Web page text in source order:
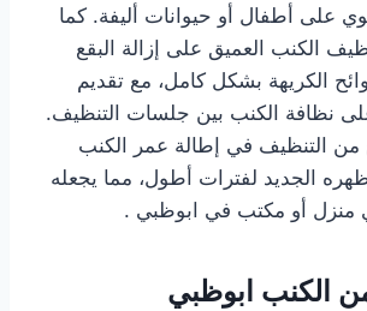
على أطفال أو حيوانات أليفة. كما
الكنب العميق على إزالة البقع
الكريهة بشكل كامل، مع تقديم
نظافة الكنب بين جلسات التنظيف.
من التنظيف في إطالة عمر الكنب
الجديد لفترات أطول، مما يجعله
منزل أو مكتب في ابوظبي .
من الكنب ابوظبي